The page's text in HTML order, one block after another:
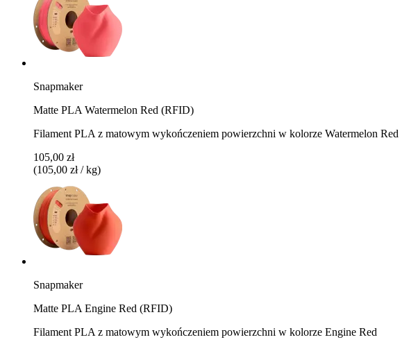
Snapmaker
Matte PLA Watermelon Red (RFID)
Filament PLA z matowym wykończeniem powierzchni w kolorze Watermelon Red
105,00 zł
(105,00 zł / kg)
Snapmaker
Matte PLA Engine Red (RFID)
Filament PLA z matowym wykończeniem powierzchni w kolorze Engine Red